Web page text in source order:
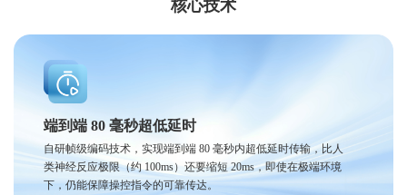
核心技术
端到端 80 毫秒超低延时
自研帧级编码技术，实现端到端 80 毫秒内超低延时传输，比人
类神经反应极限（约 100ms）还要缩短 20ms，即使在极端环境
下，仍能保障操控指令的可靠传达。